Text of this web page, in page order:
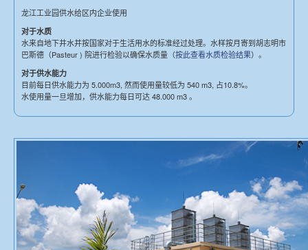
龙江工业园供水给区内企业使用
对于水质
水来自地下井水并按国家对于生活用水的标准经过处理。水样按月寄到胡志明市
巴斯德（Pasteur ) 院进行检验以确保水质量（按此查看水质检验结果）。
对于供水能力
目前每日供水能力为 5.000m3, 然而使用量较低为 540 m3, 占10.8%。
水使用量一旦增加，供水能力每日可达 48.000 m3 。